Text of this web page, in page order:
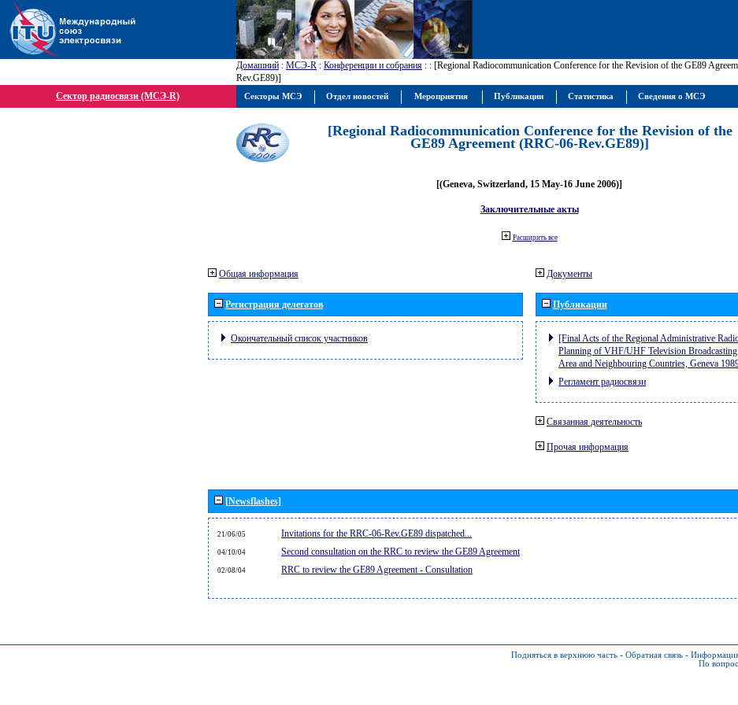
Домашний : МСЭ-R : Конференции и собрания : : [Regional Radiocommunication Conference for the Revision of the GE89
Rev.GE89)]
Сектор радиосвязи (МСЭ-R)
[Regional Radiocommunication Conference for the Revision of the
GE89 Agreement (RRC-06-Rev.GE89)]
[(Geneva, Switzerland, 15 May-16 June 2006)]
Заключительные акты
Расширить все
Общая информация
Регистрация делегатов
Окончательный список участников
Документы
Публикации
[Final Acts of the Regional Administrative
Planning of VHF/UHF Television
Area and Neighbouring Countries, Geneva
Регламент радиосвязи
Связанная деятельность
Прочая информация
[Newsflashes]
21/06/05 Invitations for the RRC-06-Rev.GE89 dispatched...
04/10/04 Second consultation on the RRC to review the GE89 Agreement
02/08/04 RRC to review the GE89 Agreement - Consultation
Подняться в верхнюю часть - Обратная связь - Информация
По
Секторы МСЭ Отдел новостей Мероприятия Публикации Статистика Сведения о МСЭ